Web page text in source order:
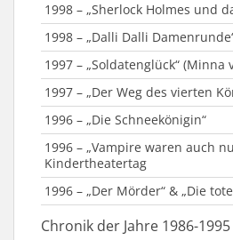
1998 – „Sherlock Holmes und
1998 – „Dalli Dalli
1997 – „Soldatenglück“ (Minna
1997 – „Der Weg des vierten
1996 – „Die Schneekönigin“
1996 – „Vampire waren auch
Kindertheatertag
1996 – „Der Mörder“ & „Die
Chronik der Jahre 1986-1995